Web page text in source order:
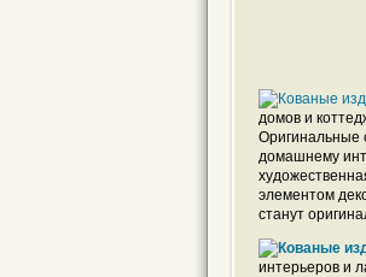
домов и
Оригинальные
домашнему
элементом
станут
интерьеров и